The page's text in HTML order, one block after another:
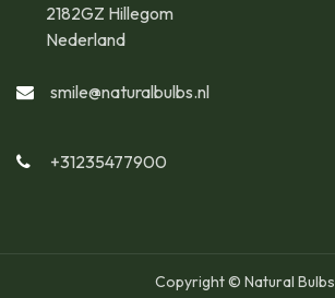
2182GZ Hillegom
Nederland
smile@naturalbulbs.nl
+31235477900
Copyright © Natural Bulbs